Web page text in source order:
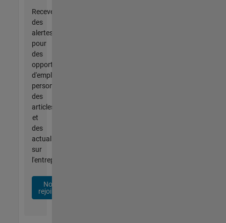
Recevez
des
alertes
pour
des
opportunités
d'emploi
personnalisées,
des
articles
et
des
actualités
sur
l'entreprise.
Nous
rejoindre